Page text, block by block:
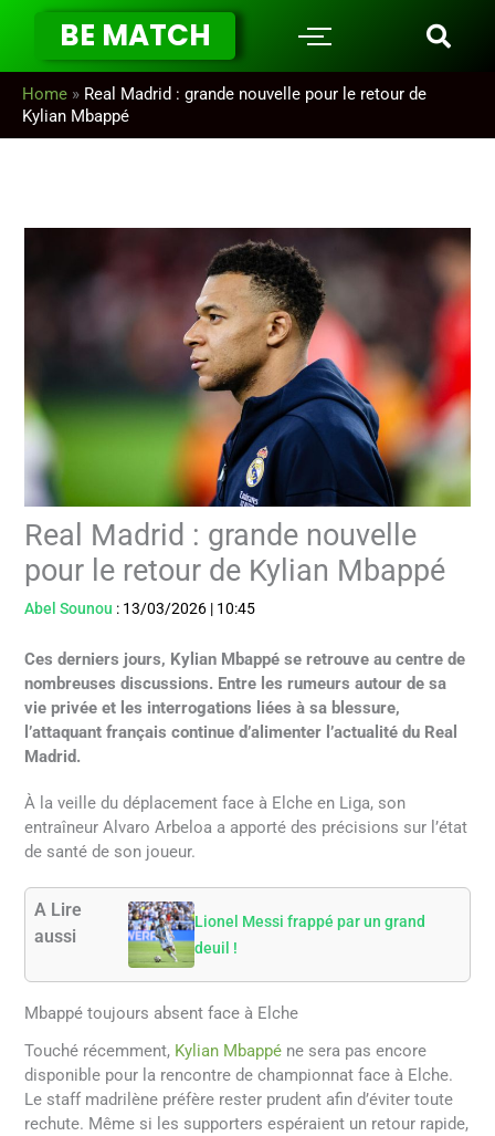
contenu
BE MATCH
Home » Real Madrid : grande nouvelle pour le retour de
Kylian Mbappé
Real Madrid : grande nouvelle
pour le retour de Kylian Mbappé
Abel Sounou : 13/03/2026 | 10:45
Ces derniers jours, Kylian Mbappé se retrouve au centre de
nombreuses discussions. Entre les rumeurs autour de sa
vie privée et les interrogations liées à sa blessure,
l’attaquant français continue d’alimenter l’actualité du Real
Madrid.
À la veille du déplacement face à Elche en Liga, son
entraîneur Alvaro Arbeloa a apporté des précisions sur l’état
de santé de son joueur.
A Lire
aussi
Lionel Messi frappé par un grand
deuil !
Mbappé toujours absent face à Elche
Touché récemment, Kylian Mbappé ne sera pas encore
disponible pour la rencontre de championnat face à Elche.
Le staff madrilène préfère rester prudent afin d’éviter toute
rechute. Même si les supporters espéraient un retour rapide,